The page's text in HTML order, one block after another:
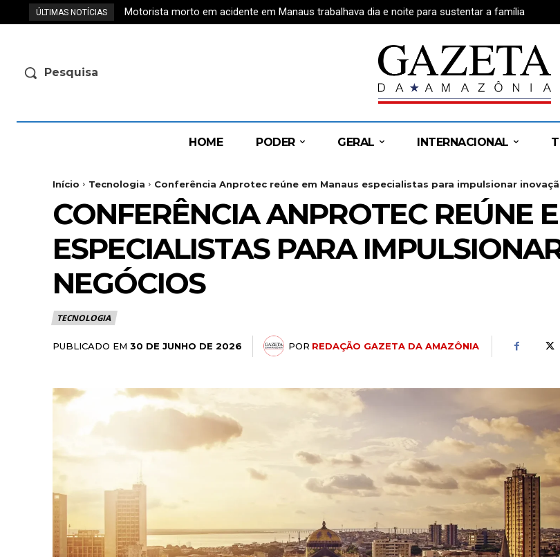
ÚLTIMAS NOTÍCIAS Motorista morto em acidente em Manaus trabalhava dia e noite para sustentar a família
Pesquisa
HOME PODER GERAL INTERNACIONAL
Início Tecnologia Conferência Anprotec reúne em Manaus especialistas para impulsionar
CONFERÊNCIA ANPROTEC REÚNE
ESPECIALISTAS PARA
NEGÓCIOS
TECNOLOGIA
PUBLICADO EM 30 DE JUNHO DE 2026 POR REDAÇÃO GAZETA DA AMAZÔNIA